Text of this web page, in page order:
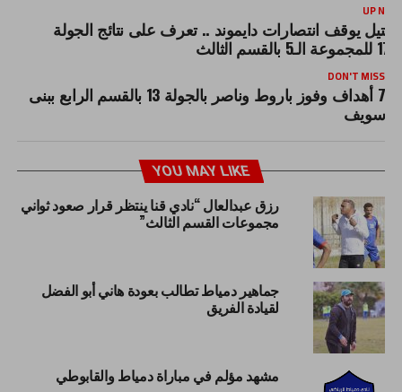
UP
يوقف انتصارات دايموند .. تعرف على نتائج الجولة
DON'T MISS
7 أهداف وفوز باروط وناصر بالجولة 13 بالقسم الرابع ببنى
سويف
YOU MAY LIKE
رزق عبدالعال “نادي قنا ينتظر قرار صعود ثواني
مجموعات القسم الثالث”
جماهير دمياط تطالب بعودة هاني أبو الفضل
لقيادة الفريق
مشهد مؤلم في مباراة دمياط والقابوطي